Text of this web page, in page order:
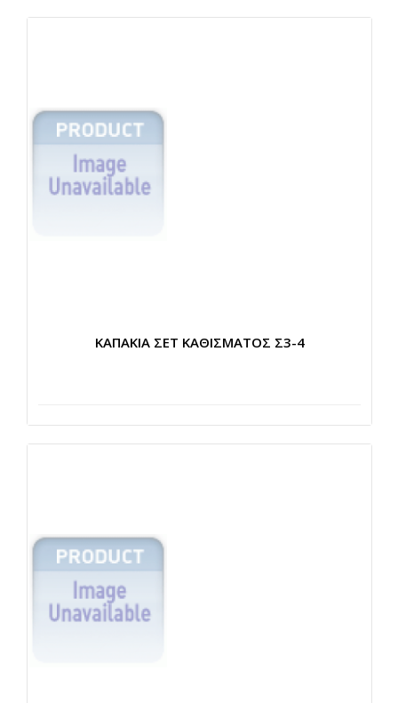
ΚΑΠΑΚΙΑ ΣΕΤ ΚΑΘΙΣΜΑΤΟΣ Σ3-4